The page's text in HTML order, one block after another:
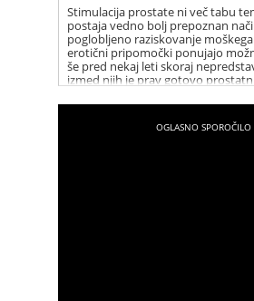
Stimulacija prostate ni več tabu
postaja vedno bolj prepoznan
poglobljeno raziskovanje
erotični pripomočki ponujajo
še pred nekaj leti skoraj
izmed njih je prav gotovo
in bolj ozaveščenega doživljanja